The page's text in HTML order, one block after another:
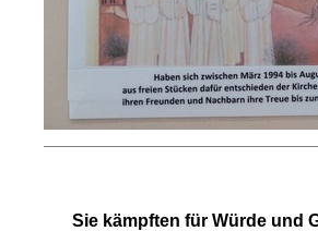
Sie kämpften für Würde und